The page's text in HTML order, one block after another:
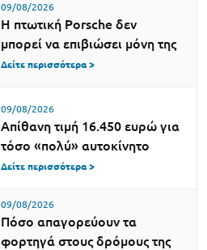
09/08/2026
Η πτωτική Porsche δεν
μπορεί να επιβιώσει μόνη της
Δείτε περισσότερα >
09/08/2026
Απίθανη τιμή 16.450 ευρώ για
τόσο «πολύ» αυτοκίνητο
Δείτε περισσότερα >
09/08/2026
Πόσο απαγορεύουν τα
φορτηγά στους δρόμους της